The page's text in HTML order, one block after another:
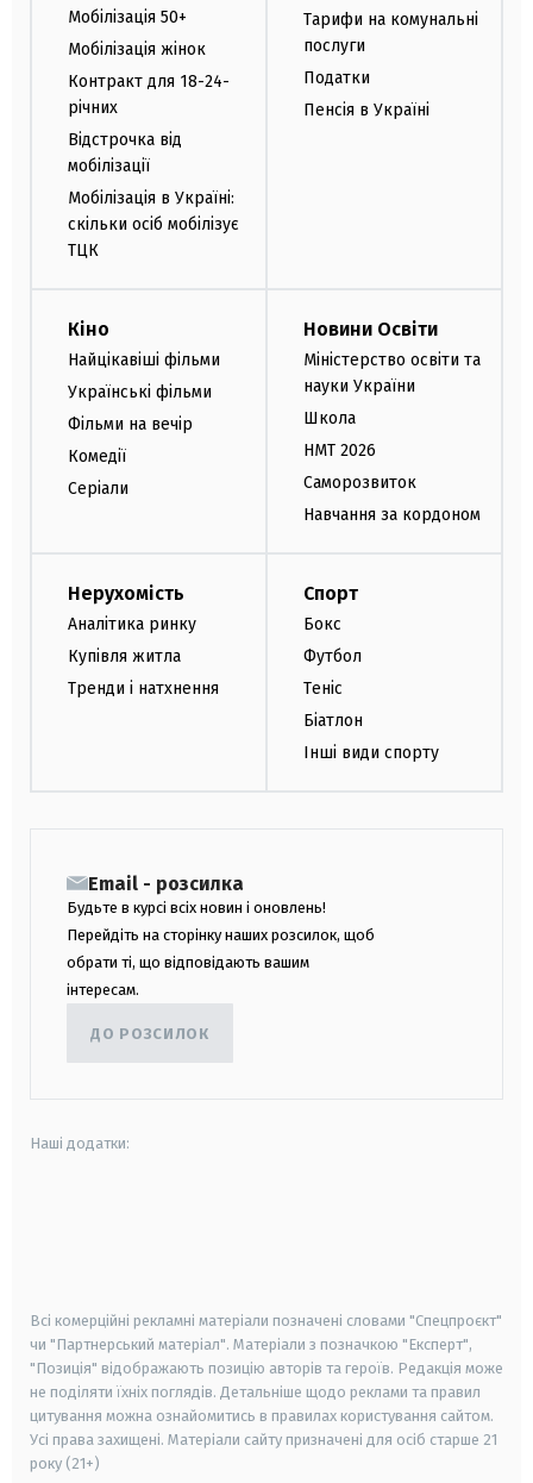
Мобілізація 50+
Мобілізація жінок
Контракт для 18-24-
річних
Відстрочка від
мобілізації
Мобілізація в Україні:
скільки осіб мобілізує
ТЦК
Тарифи на комунальні
послуги
Податки
Пенсія в Україні
Кіно
Найцікавіші фільми
Українські фільми
Фільми на вечір
Комедії
Серіали
Новини Освіти
Міністерство освіти та
науки України
Школа
НМТ 2026
Саморозвиток
Навчання за кордоном
Нерухомість
Аналітика ринку
Купівля житла
Тренди і натхнення
Спорт
Бокс
Футбол
Теніс
Біатлон
Інші види спорту
Email - розсилка
Будьте в курсі всіх новин і оновлень!
Перейдіть на сторінку наших розсилок, щоб
обрати ті, що відповідають вашим
інтересам.
ДО РОЗСИЛОК
Наші додатки:
Всі комерційні рекламні матеріали позначені словами "Спецпроєкт"
чи "Партнерський матеріал". Матеріали з позначкою "Експерт",
"Позиція" відображають позицію авторів та героїв. Редакція може
не поділяти їхніх поглядів. Детальніше щодо реклами та правил
цитування можна ознайомитись в правилах користування сайтом.
Усі права захищені. Матеріали сайту призначені для осіб старше 21
року (21+)